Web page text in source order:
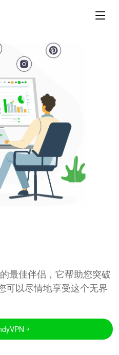
最佳伴侣，它帮助您突破
可以尽情地享受这个无界